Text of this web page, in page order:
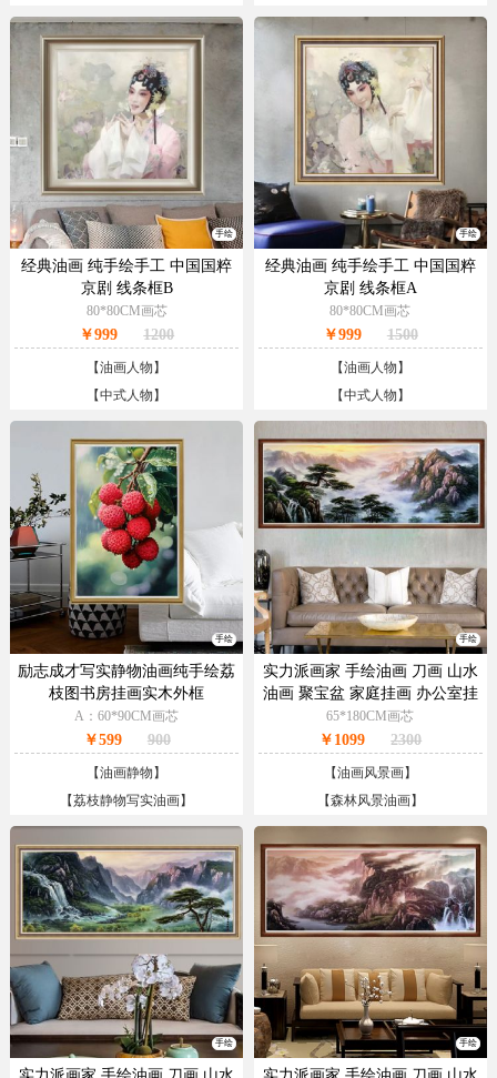
手绘
经典油画 纯手绘手工 中国国粹
京剧 线条框B
80*80CM画芯
￥999 1200
【油画人物 】
【中式人物 】
手绘
经典油画 纯手绘手工 中国国粹
京剧 线条框A
80*80CM画芯
￥999 1500
【油画人物 】
【中式人物 】
手绘
励志成才写实静物油画纯手绘荔
枝图书房挂画实木外框
A：60*90CM画芯
￥599 900
【油画静物】
【荔枝静物写实油画】
手绘
实力派画家 手绘油画 刀画 山水
油画 聚宝盆 家庭挂画 办公室挂
画 酒店挂画
65*180CM画芯
￥1099 2300
【油画风景画】
【森林风景油画】
手绘 手绘